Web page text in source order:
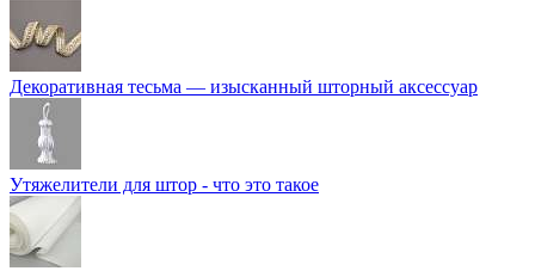
Декоративная тесьма — изысканный шторный аксессуар
Утяжелители для штор - что это такое